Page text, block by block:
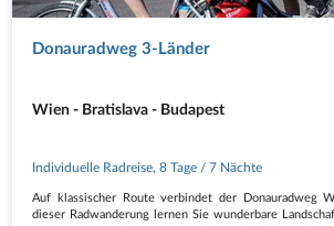
Donauradweg 3-Länder
Wien - Bratislava - Budapest
Individuelle Radreise,8 Tage / 7 Nächte
Auf klassischer Route verbindet der Donauradweg
dieser Radwanderung lernen Sie wunderbare